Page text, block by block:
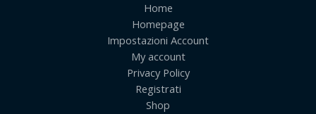
Home
Homepage
Impostazioni Account
My account
Privacy Policy
Registrati
Shop